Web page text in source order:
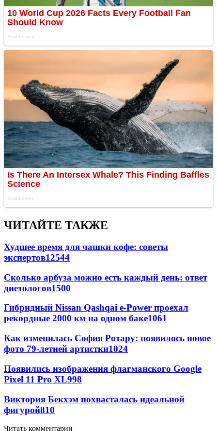
ЧИТАЙТЕ ТАКЖЕ
Худшее время для чашки кофе: советы
экспертов12544
Сколько арбуза можно есть каждый день: ответ
диетологов1500
Гибридный Nissan Qashqai e-Power проехал
рекордные 2000 км на одном баке1061
Как изменилась София Ротару: появилось новое
фото 79-летней артистки1024
Появились изображения флагманского Google
Pixel 11 Pro XL998
Виктория Бекхэм похвасталась идеальной
фигурой810
Читать комментарии